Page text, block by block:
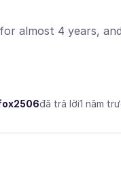
almost 4 years,
đã trả lời1 năm